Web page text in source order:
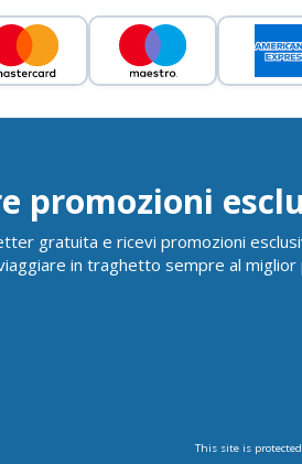
promozioni
gratuita e ricevi promozioni
in traghetto sempre al miglior
This site is